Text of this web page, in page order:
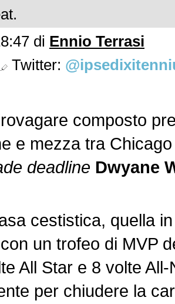
di Ennio Terrasi
Twitter:
composto
e mezza tra
deadline Dwyane
cestistica, quella
un trofeo di MVP
All Star e 8 volte All-
per chiudere la